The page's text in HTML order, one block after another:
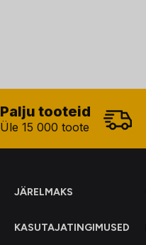
Palju tooteid
Üle 15 000 toote
JÄRELMAKS
KASUTAJATINGIMUSED